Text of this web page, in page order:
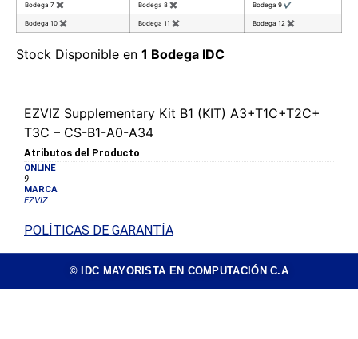
Bodega 7 ✖ Bodega 8 ✖ Bodega 9 ✔
Bodega 10 ✖ Bodega 11 ✖ Bodega 12 ✖
Stock Disponible en 1 Bodega IDC
EZVIZ Supplementary Kit B1 (KIT) A3+T1C+T2C+
T3C – CS-B1-A0-A34
Atributos del Producto
ONLINE
9
MARCA
EZVIZ
POLÍTICAS DE GARANTÍA
© IDC MAYORISTA EN COMPUTACIÓN C.A